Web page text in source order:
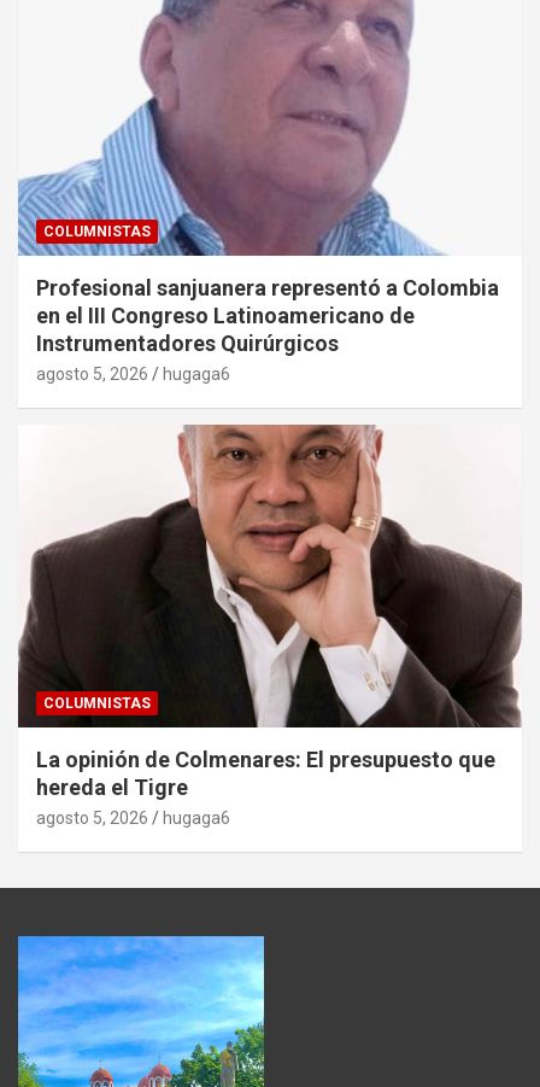
COLUMNISTAS
Profesional sanjuanera representó a Colombia
en el III Congreso Latinoamericano de
Instrumentadores Quirúrgicos
agosto 5, 2026 hugaga6
COLUMNISTAS
La opinión de Colmenares: El presupuesto que
hereda el Tigre
agosto 5, 2026 hugaga6